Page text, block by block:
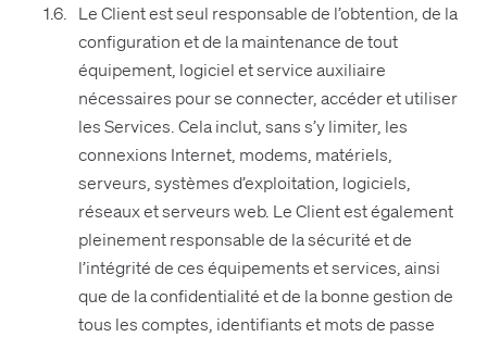
Le Client est seul responsable de l’obtention, de la
configuration et de la maintenance de tout
équipement, logiciel et service auxiliaire
nécessaires pour se connecter, accéder et utiliser
les Services. Cela inclut, sans s’y limiter, les
connexions Internet, modems, matériels,
serveurs, systèmes d’exploitation, logiciels,
réseaux et serveurs web. Le Client est également
pleinement responsable de la sécurité et de
l’intégrité de ces équipements et services, ainsi
que de la confidentialité et de la bonne gestion de
tous les comptes, identifiants et mots de passe